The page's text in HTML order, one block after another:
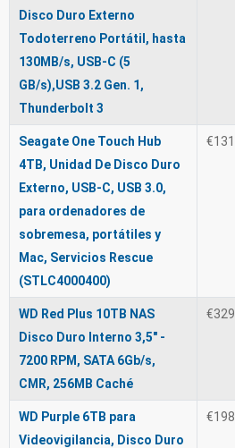
Disco Duro Externo
Todoterreno Portátil, hasta
130MB/s, USB-C (5
GB/s),USB 3.2 Gen. 1,
Thunderbolt 3
Seagate One Touch Hub
4TB, Unidad De Disco Duro
Externo, USB-C, USB 3.0,
para ordenadores de
sobremesa, portátiles y
Mac, Servicios Rescue
(STLC4000400)
€131
WD Red Plus 10TB NAS
Disco Duro Interno 3,5" -
7200 RPM, SATA 6Gb/s,
CMR, 256MB Caché
€329
WD Purple 6TB para
Videovigilancia, Disco Duro
€198